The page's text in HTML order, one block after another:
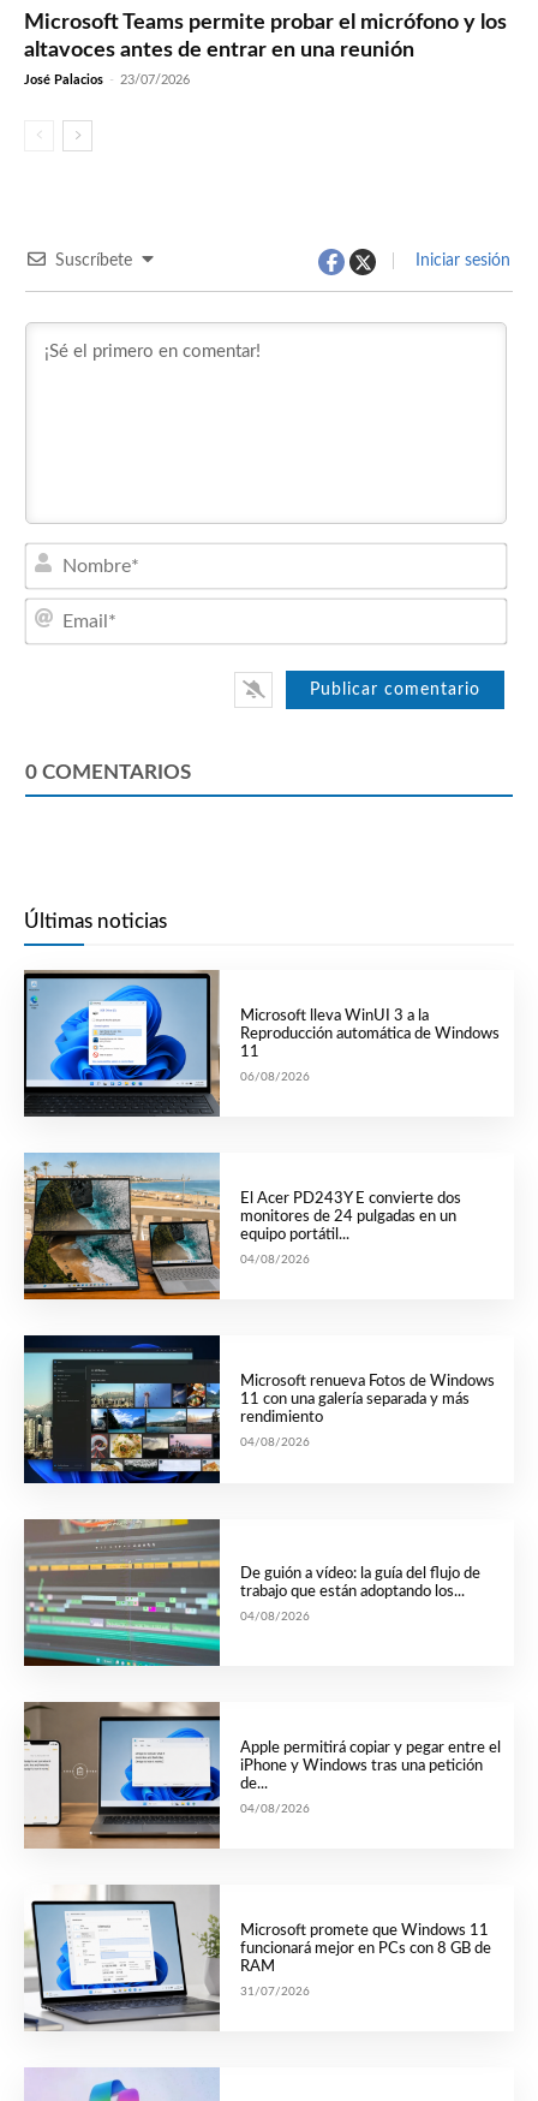
Microsoft Teams permite probar el micrófono y los
altavoces antes de entrar en una reunión
José Palacios - 23/07/2026
Suscríbete Iniciar sesión
0 COMENTARIOS
Últimas noticias
Microsoft lleva WinUI 3 a la
Reproducción automática de Windows
11
06/08/2026
El Acer PD243Y E convierte dos
monitores de 24 pulgadas en un
equipo portátil...
04/08/2026
Microsoft renueva Fotos de Windows
11 con una galería separada y más
rendimiento
04/08/2026
De guión a vídeo: la guía del flujo de
trabajo que están adoptando los...
04/08/2026
Apple permitirá copiar y pegar entre el
iPhone y Windows tras una petición
de...
04/08/2026
Microsoft promete que Windows 11
funcionará mejor en PCs con 8 GB de
RAM
31/07/2026